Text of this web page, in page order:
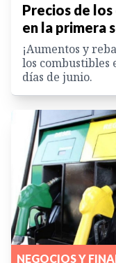
Precios de
en la primera
¡Aumentos y
los combustibles
días de junio.
NEGOCIOS Y